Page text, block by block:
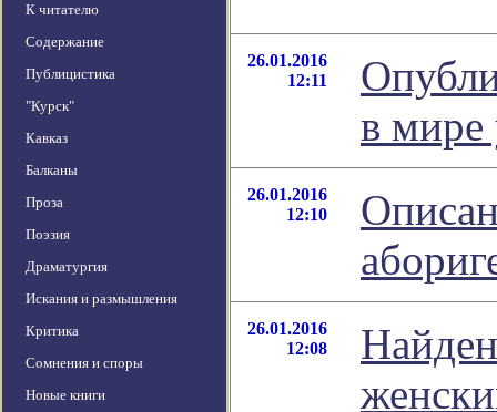
К читателю
Содержание
Публицистика
"Курск"
Кавказ
Балканы
Проза
Поэзия
Драматургия
Искания и размышления
Критика
Сомнения и споры
Новые книги
26.01.2016
12:11
в мире
26.01.2016
12:10
26.01.2016
12:08